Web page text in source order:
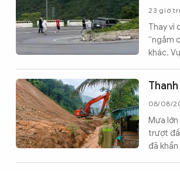
23 giờ
Thay vì
“ngắm
khác.
08/08/
Mưa
trượt
đã